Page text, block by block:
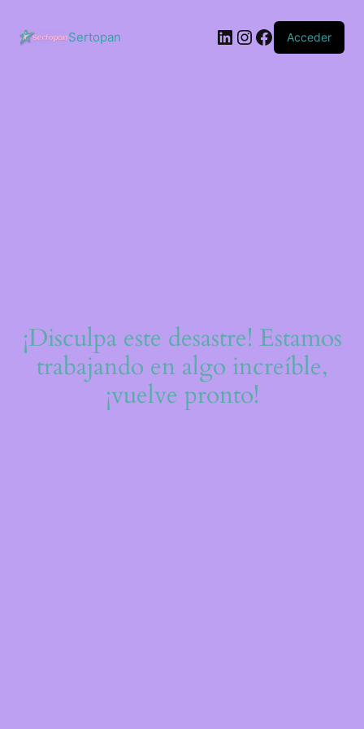
contenido
Sertopan LinkedIn
Instagram
Facebook
Acceder
¡Disculpa este desastre! Estamos
trabajando en algo increíble,
¡vuelve pronto!